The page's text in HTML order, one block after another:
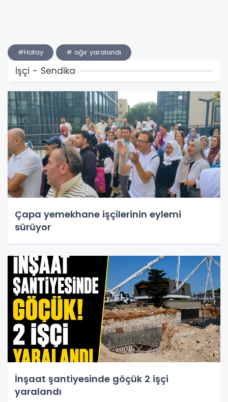
#Hatay # ağır yaralandı
İşçi - Sendika
Çapa yemekhane işçilerinin eylemi
sürüyor
İnşaat şantiyesinde göçük 2 işçi
yaralandı